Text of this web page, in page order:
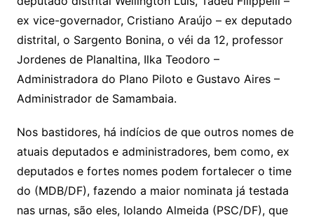
ex vice-governador, Cristiano Araújo – ex deputado
distrital, o Sargento Bonina, o véi da 12, professor
Jordenes de Planaltina, Ilka Teodoro –
Administradora do Plano Piloto e Gustavo Aires –
Administrador de Samambaia.
Nos bastidores, há indícios de que outros nomes de
atuais deputados e administradores, bem como, ex
deputados e fortes nomes podem fortalecer o time
do (MDB/DF), fazendo a maior nominata já testada
nas urnas, são eles, Iolando Almeida (PSC/DF), que